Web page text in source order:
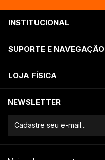
INSTITUCIONAL
SUPORTE E NAVEGAÇÃO
LOJA FÍSICA
NEWSLETTER